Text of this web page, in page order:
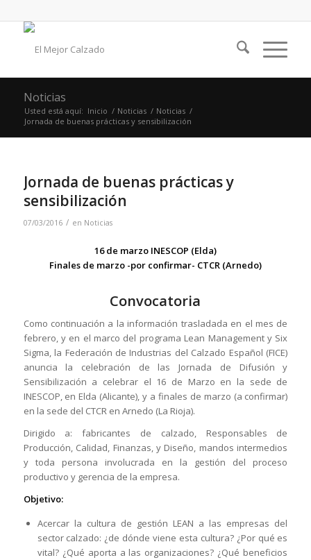
Noticias
Usted está aquí: Inicio / Noticias / Noticias /
Jornada de buenas prácticas y sensibilización
Jornada de buenas prácticas y
sensibilización
07/03/2016 / en Noticias
16 de marzo INESCOP (Elda)
Finales de marzo -por confirmar- CTCR (Arnedo)
Convocatoria
Como continuación a la información trasladada en el mes de
febrero, y en el marco del programa Lean Management y Six
Sigma, la Federación de Industrias del Calzado Español (FICE)
anuncia la celebración de las Jornada de Difusión y
Sensibilización a celebrar el 16 de Marzo en la sede de
INESCOP, en Elda (Alicante), y a finales de marzo (a confirmar)
en la sede del CTCR en Arnedo (La Rioja).
Dirigido a: fabricantes de calzado, Responsables de
Producción, Calidad, Finanzas, y Diseño, mandos intermedios
y toda persona involucrada en la gestión del proceso
productivo y gerencia de la empresa.
Objetivo:
Acercar la cultura de gestión LEAN a las empresas del
sector calzado: ¿de dónde viene esta cultura? ¿Por qué es
vital? ¿Qué aporta a las organizaciones? ¿Qué beneficios